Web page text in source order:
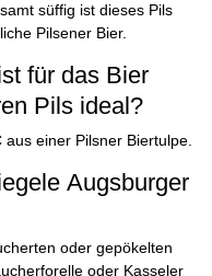
süffig ist dieses Pils
Pilsener Bier.
für das Bier
Pils ideal?
aus einer Pilsner Biertulpe.
Augsburger
oder gepökelten
oder Kasseler